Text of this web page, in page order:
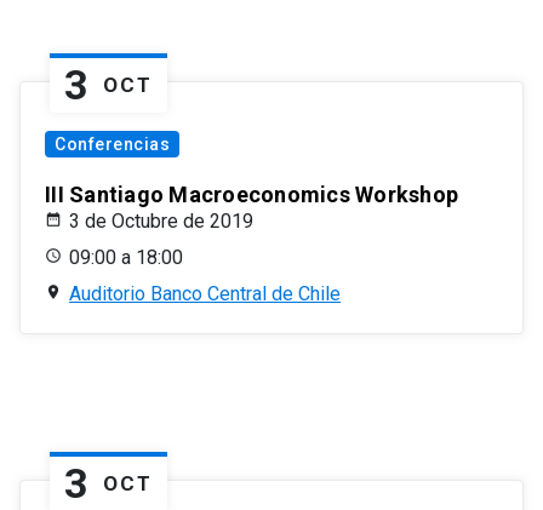
3 OCT
Conferencias
III Santiago Macroeconomics Workshop
3 de Octubre de 2019
09:00 a 18:00
Auditorio Banco Central de Chile
3 OCT